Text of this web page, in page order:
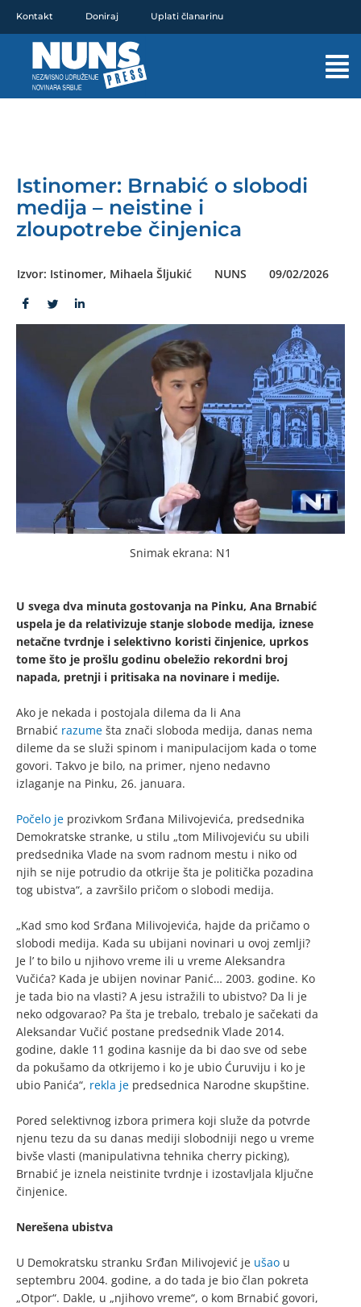
sadržaj
Kontakt Doniraj Uplati članarinu
Istinomer: Brnabić o slobodi
medija – neistine i
zloupotrebe činjenica
Izvor: Istinomer, Mihaela Šljukić NUNS 09/02/2026
Snimak ekrana: N1
U svega dva minuta gostovanja na Pinku, Ana Brnabić
uspela je da relativizuje stanje slobode medija, iznese
netačne tvrdnje i selektivno koristi činjenice, uprkos
tome što je prošlu godinu obeležio rekordni broj
napada, pretnji i pritisaka na novinare i medije.
Ako je nekada i postojala dilema da li Ana
Brnabić razume šta znači sloboda medija, danas nema
dileme da se služi spinom i manipulacijom kada o tome
govori. Takvo je bilo, na primer, njeno nedavno
izlaganje na Pinku, 26. januara.
Počelo je prozivkom Srđana Milivojevića, predsednika
Demokratske stranke, u stilu „tom Milivojeviću su ubili
predsednika Vlade na svom radnom mestu i niko od
njih se nije potrudio da otkrije šta je politička pozadina
tog ubistva“, a završilo pričom o slobodi medija.
„Kad smo kod Srđana Milivojevića, hajde da pričamo o
slobodi medija. Kada su ubijani novinari u ovoj zemlji?
Je l’ to bilo u njihovo vreme ili u vreme Aleksandra
Vučića? Kada je ubijen novinar Panić… 2003. godine. Ko
je tada bio na vlasti? A jesu istražili to ubistvo? Da li je
neko odgovarao? Pa šta je trebalo, trebalo je sačekati da
Aleksandar Vučić postane predsednik Vlade 2014.
godine, dakle 11 godina kasnije da bi dao sve od sebe
da pokušamo da otkrijemo i ko je ubio Ćuruviju i ko je
ubio Panića“, rekla je predsednica Narodne skupštine.
Pored selektivnog izbora primera koji služe da potvrde
njenu tezu da su danas mediji slobodniji nego u vreme
bivše vlasti (manipulativna tehnika cherry picking),
Brnabić je iznela neistinite tvrdnje i izostavljala ključne
činjenice.
Nerešena ubistva
U Demokratsku stranku Srđan Milivojević je ušao u
septembru 2004. godine, a do tada je bio član pokreta
„Otpor“. Dakle, u „njihovo vreme“, o kom Brnabić govori,